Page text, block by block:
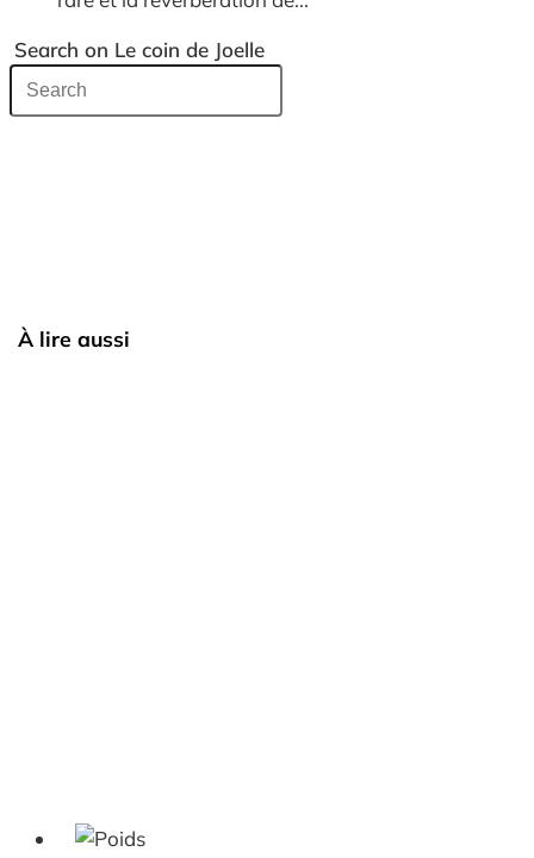
Search on Le coin de Joelle
À lire aussi